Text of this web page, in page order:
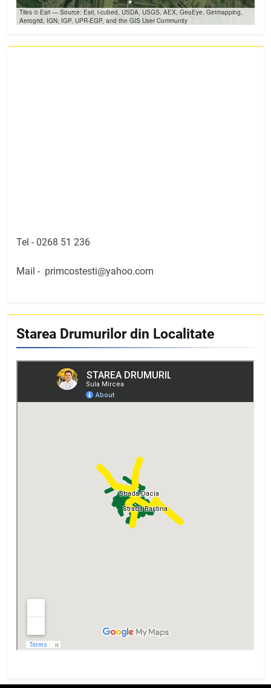
Tiles © Esri — Source: Esri, i-cubed, USDA, USGS, AEX, GeoEye, Getmapping,
Aerogrid, IGN, IGP, UPR-EGP, and the GIS User Community
Tel - 0268 51 236
Mail - primcostesti@yahoo.com
Starea Drumurilor din Localitate